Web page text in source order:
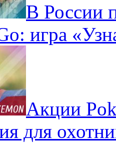
В России
игра
Акции
для